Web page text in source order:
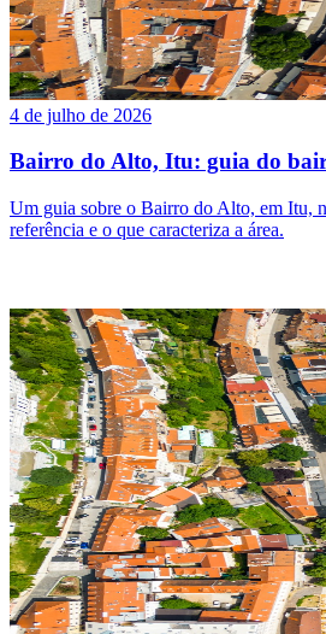
4 de julho de 2026
Bairro do Alto, Itu: guia do
Um guia sobre o Bairro do Alto, em Itu,
referência e o que caracteriza a área.